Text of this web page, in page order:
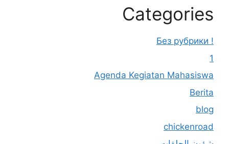
Categories
! Без рубрики
1
Agenda Kegiatan Mahasiswa
Berita
blog
chickenroad